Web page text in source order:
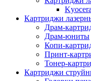
Картриджи
Драм-
Драм-юниты
Копи-
Принт-
Тонер-
Картриджи